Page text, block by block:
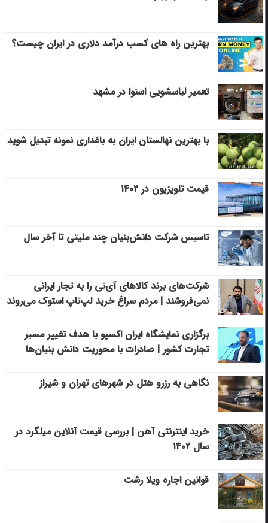
بهترین راه های کسب درآمد دلاری در ایران چیست؟
تعمیر لباسشویی اسنوا در مشهد
با بهترین نهالستان ایران به باغداری نمونه تبدیل شوید
قیمت تلویزیون در ۱۴۰۲
تاسیس شرکت دانش‌بنیان چند ملیتی تا آخر سال
شرکت‌های برند کالاهای آی‌تی را به تجار ایرانی
نمی‌فروشند | مردم سراغ خرید لپ‌تاپ استوک می‌روند
برگزاری نمایشگاه ایران اکسپو با هدف تغییر مسیر
تجارت کشور | صادرات با محوریت دانش بنیان‌ها
نگاهی به رزرو هتل در شهرهای تهران و شیراز
خرید اینترنتی آهن | بررسی قیمت آنلاین میلگرد در
سال ۱۴۰۲
قوانین اجاره ویلا رشت